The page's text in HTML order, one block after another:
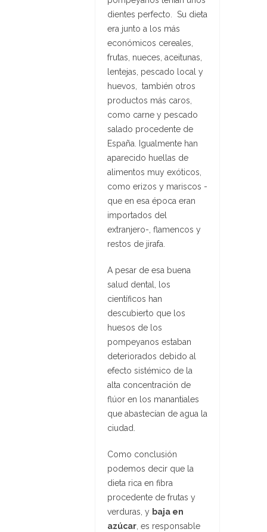
dientes perfecto. Su dieta
era junto a los más
económicos cereales,
frutas, nueces, aceitunas,
lentejas, pescado local y
huevos, también otros
productos más caros,
como carne y pescado
salado procedente de
España. Igualmente han
aparecido huellas de
alimentos muy exóticos,
como erizos y mariscos -
que en esa época eran
importados del
extranjero-, flamencos y
restos de jirafa.
A pesar de esa buena
salud dental, los
científicos han
descubierto que los
huesos de los
pompeyanos estaban
deteriorados debido al
efecto sistémico de la
alta concentración de
flúor en los manantiales
que abastecían de agua la
ciudad.
Como conclusión
podemos decir que la
dieta rica en fibra
procedente de frutas y
verduras, y baja en
azúcar , es responsable